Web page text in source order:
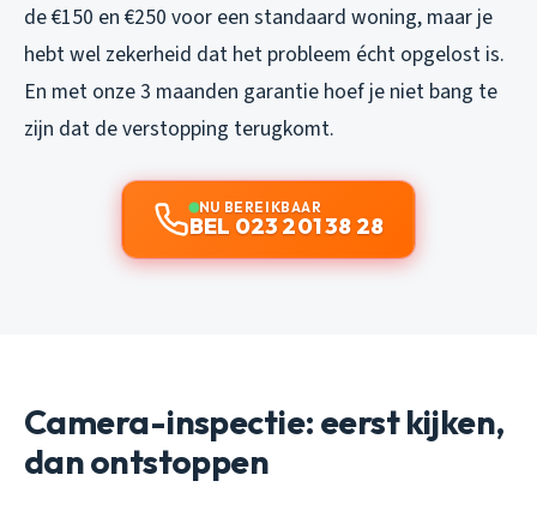
de €150 en €250 voor een standaard woning, maar je
hebt wel zekerheid dat het probleem écht opgelost is.
En met onze 3 maanden garantie hoef je niet bang te
zijn dat de verstopping terugkomt.
NU BEREIKBAAR
BEL 023 201 38 28
Camera-inspectie: eerst kijken,
dan ontstoppen